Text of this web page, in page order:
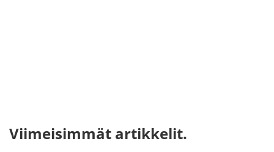
Viimeisimmät artikkelit.